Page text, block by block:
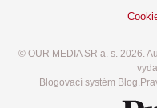
© OUR MEDIA SR a. s. 2026.
Blogovací systém